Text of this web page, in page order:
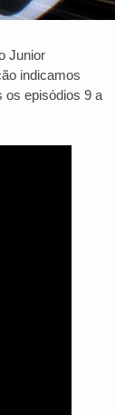
Junior
indicamos
os episódios 9 a